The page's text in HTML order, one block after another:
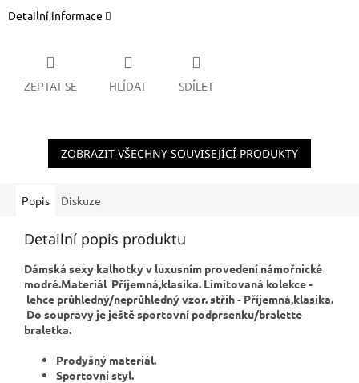
Detailní informace
ZEPTAT SE HLÍDAT SDÍLET
ZOBRAZIT VŠECHNY SOUVISEJÍCÍ PRODUKTY
Popis Diskuze
Detailní popis produktu
Dámská sexy kalhotky v luxusním provedení námořnické
modré.Materiál Příjemná,klasika. Limitovaná kolekce -
lehce průhledný/neprůhledný vzor. střih - Příjemná,klasika.
Do soupravy je ještě sportovní podprsenku/bralette
braletka.
Prodyšný materiál.
Sportovní styl.